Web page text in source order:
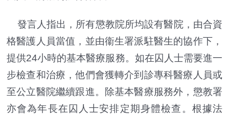
發言人指出，所有懲教院所均設有醫院，由合資
格醫護人員當值，並由衞生署派駐醫生的協作下，
提供24小時的基本醫療服務。如在囚人士需要進一
步檢查和治療，他們會獲轉介到診專科醫療人員或
至公立醫院繼續跟進。除基本醫療服務外，懲教署
亦會為年長在囚人士安排定期身體檢查。根據法